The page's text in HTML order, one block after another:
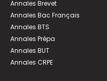
Annales Brevet
Annales Bac Français
Annales BTS
Annales Prépa
Annales BUT
Annales CRPE